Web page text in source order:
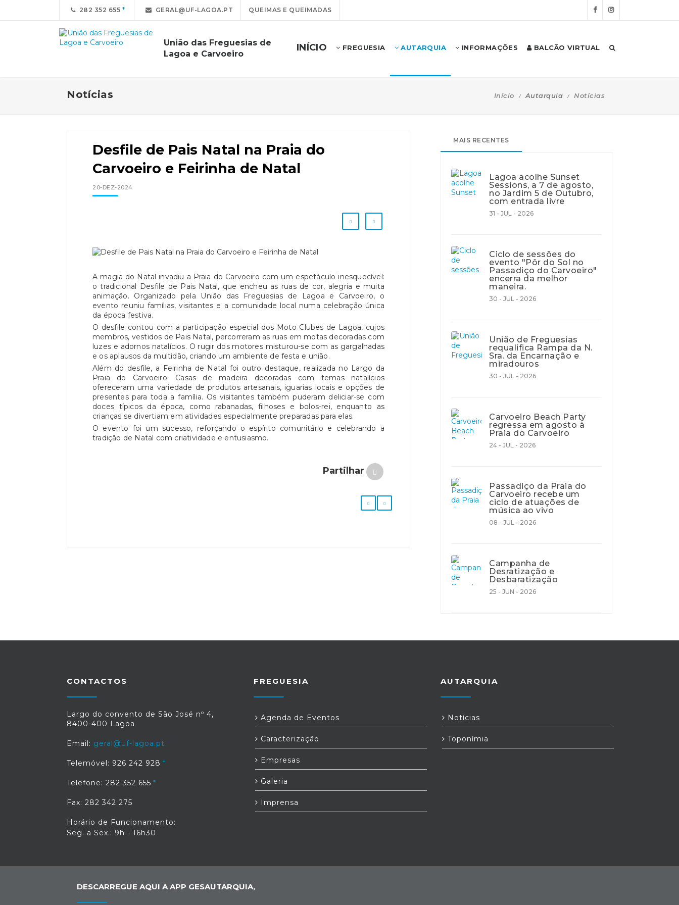
282 352 655 GERAL@UF-LAGOA.PT QUEIMAS E QUEIMADAS
União das Freguesias de
Lagoa e Carvoeiro
INÍCIO FREGUESIA AUTARQUIA INFORMAÇÕES BALCÃO VIRTUAL
Notícias Início Autarquia Notícias
Desfile de Pais Natal na Praia do
Carvoeiro e Feirinha de Natal
20-DEZ-2024
A magia do Natal invadiu a Praia do Carvoeiro com um espetáculo inesquecível:
o tradicional Desfile de Pais Natal, que encheu as ruas de cor, alegria e muita
animação. Organizado pela União das Freguesias de Lagoa e Carvoeiro, o
evento reuniu famílias, visitantes e a comunidade local numa celebração única
da época festiva.
O desfile contou com a participação especial dos Moto Clubes de Lagoa, cujos
membros, vestidos de Pais Natal, percorreram as ruas em motas decoradas com
luzes e adornos natalícios. O rugir dos motores misturou-se com as gargalhadas
e os aplausos da multidão, criando um ambiente de festa e união.
Além do desfile, a Feirinha de Natal foi outro destaque, realizada no Largo da
Praia do Carvoeiro. Casas de madeira decoradas com temas natalícios
ofereceram uma variedade de produtos artesanais, iguarias locais e opções de
presentes para toda a família. Os visitantes também puderam deliciar-se com
doces típicos da época, como rabanadas, filhoses e bolos-rei, enquanto as
crianças se divertiam em atividades especialmente preparadas para elas.
O evento foi um sucesso, reforçando o espírito comunitário e celebrando a
tradição de Natal com criatividade e entusiasmo.
Partilhar
MAIS RECENTES
Lagoa acolhe Sunset
Sessions, a 7 de agosto,
no Jardim 5 de Outubro,
com entrada livre
31 - JUL - 2026
Ciclo de sessões do
evento "Pôr do Sol no
Passadiço do Carvoeiro"
encerra da melhor
maneira.
30 - JUL - 2026
União de Freguesias
requalifica Rampa da N.
Sra. da Encarnação e
miradouros
30 - JUL - 2026
Carvoeiro Beach Party
regressa em agosto à
Praia do Carvoeiro
24 - JUL - 2026
Passadiço da Praia do
Carvoeiro recebe um
ciclo de atuações de
música ao vivo
08 - JUL - 2026
Campanha de
Desratização e
Desbaratização
25 - JUN - 2026
CONTACTOS
Largo do convento de São José nº 4,
8400-400 Lagoa
Email: geral@uf-lagoa.pt
Telemóvel: 926 242 928
Telefone: 282 352 655
Fax: 282 342 275
Horário de Funcionamento:
Seg. a Sex.: 9h - 16h30
FREGUESIA
Agenda de Eventos
Caracterização
Empresas
Galeria
Imprensa
AUTARQUIA
Notícias
Toponímia
DESCARREGUE AQUI A APP GESAUTARQUIA,